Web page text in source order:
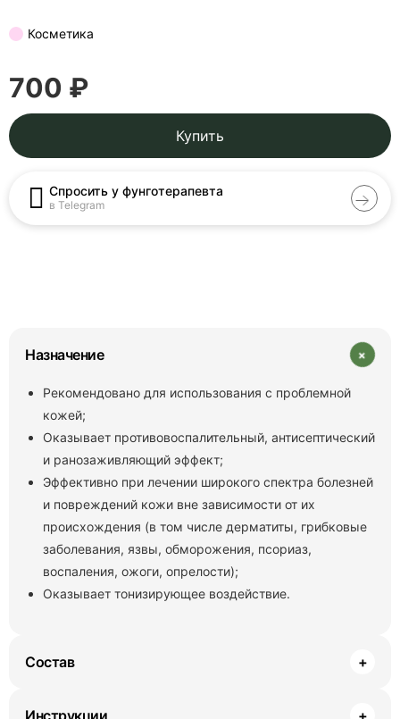
Косметика
700 ₽
Купить
Спросить у фунготерапевта
в Telegram
Назначение +
Рекомендовано для использования с проблемной
кожей;
Оказывает противовоспалительный, антисептический
и ранозаживляющий эффект;
Эффективно при лечении широкого спектра болезней
и повреждений кожи вне зависимости от их
происхождения (в том числе дерматиты, грибковые
заболевания, язвы, обморожения, псориаз,
воспаления, ожоги, опрелости);
Оказывает тонизирующее воздействие.
Состав +
Инструкции +